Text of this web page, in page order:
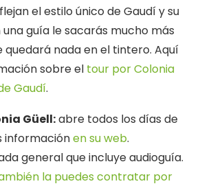
el estilo único de Gaudí y su
guía le sacarás mucho más
nada en el tintero. Aquí
sobre el tour por Colonia
Gaudí.
Güell:abre todos los días de
informaciónen su web.
general que incluye audioguía.
la puedes contratar por